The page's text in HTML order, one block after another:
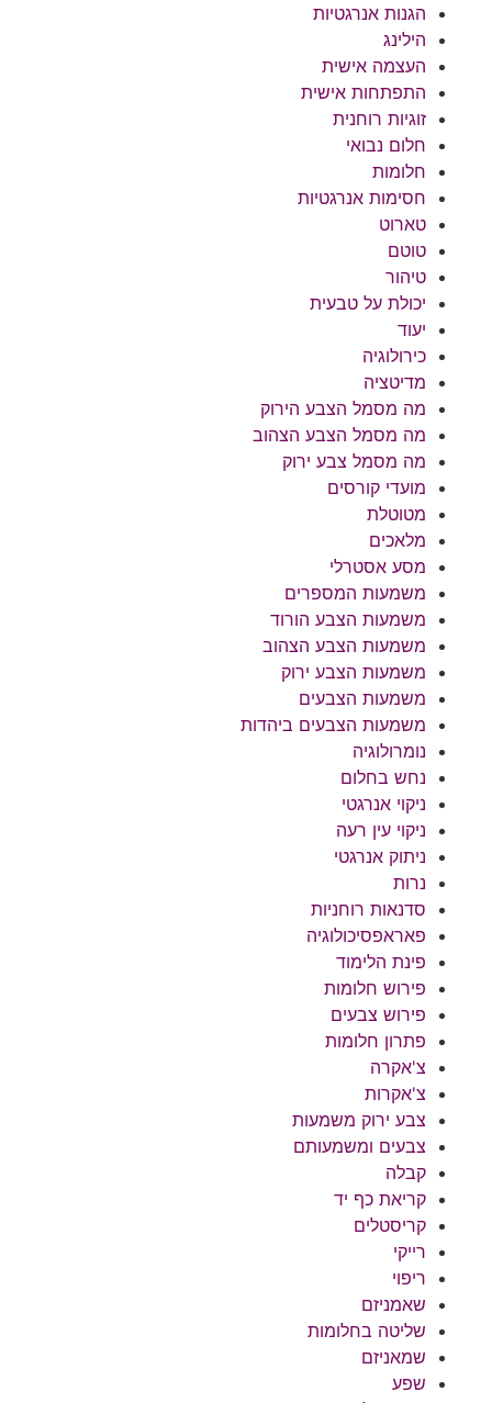
הגנות אנרגטיות
הילינג
העצמה אישית
התפתחות אישית
זוגיות רוחנית
חלום נבואי
חלומות
חסימות אנרגטיות
טארוט
טוטם
טיהור
יכולת על טבעית
יעוד
כירולוגיה
מדיטציה
מה מסמל הצבע הירוק
מה מסמל הצבע הצהוב
מה מסמל צבע ירוק
מועדי קורסים
מטוטלת
מלאכים
מסע אסטרלי
משמעות המספרים
משמעות הצבע הורוד
משמעות הצבע הצהוב
משמעות הצבע ירוק
משמעות הצבעים
משמעות הצבעים ביהדות
נומרולוגיה
נחש בחלום
ניקוי אנרגטי
ניקוי עין רעה
ניתוק אנרגטי
נרות
סדנאות רוחניות
פאראפסיכולוגיה
פינת הלימוד
פירוש חלומות
פירוש צבעים
פתרון חלומות
צ'אקרה
צ'אקרות
צבע ירוק משמעות
צבעים ומשמעותם
קבלה
קריאת כף יד
קריסטלים
רייקי
ריפוי
שאמניזם
שליטה בחלומות
שמאניזם
שפע